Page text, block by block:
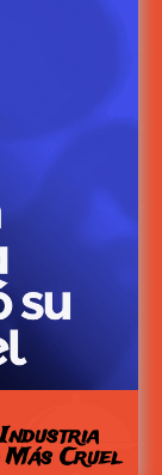
Cruel